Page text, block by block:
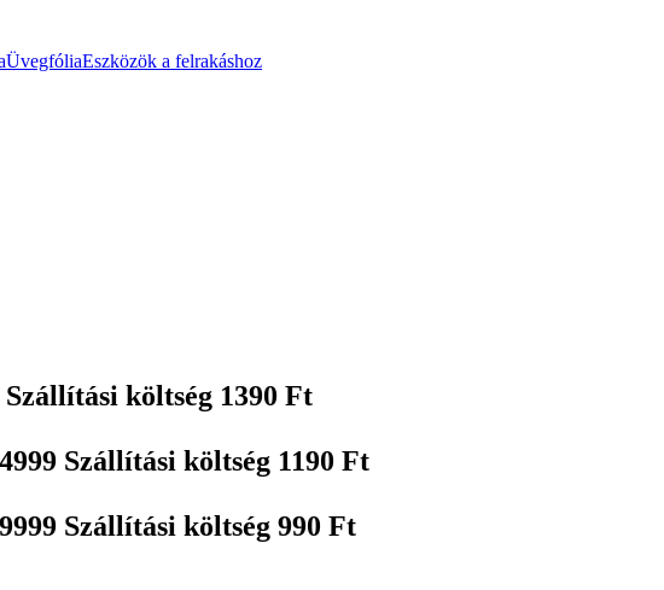
ÜvegfóliaEszközök a felrakáshoz
Szállítási költség 1390 Ft
Szállítási költség 1190 Ft
Szállítási költség 990 Ft